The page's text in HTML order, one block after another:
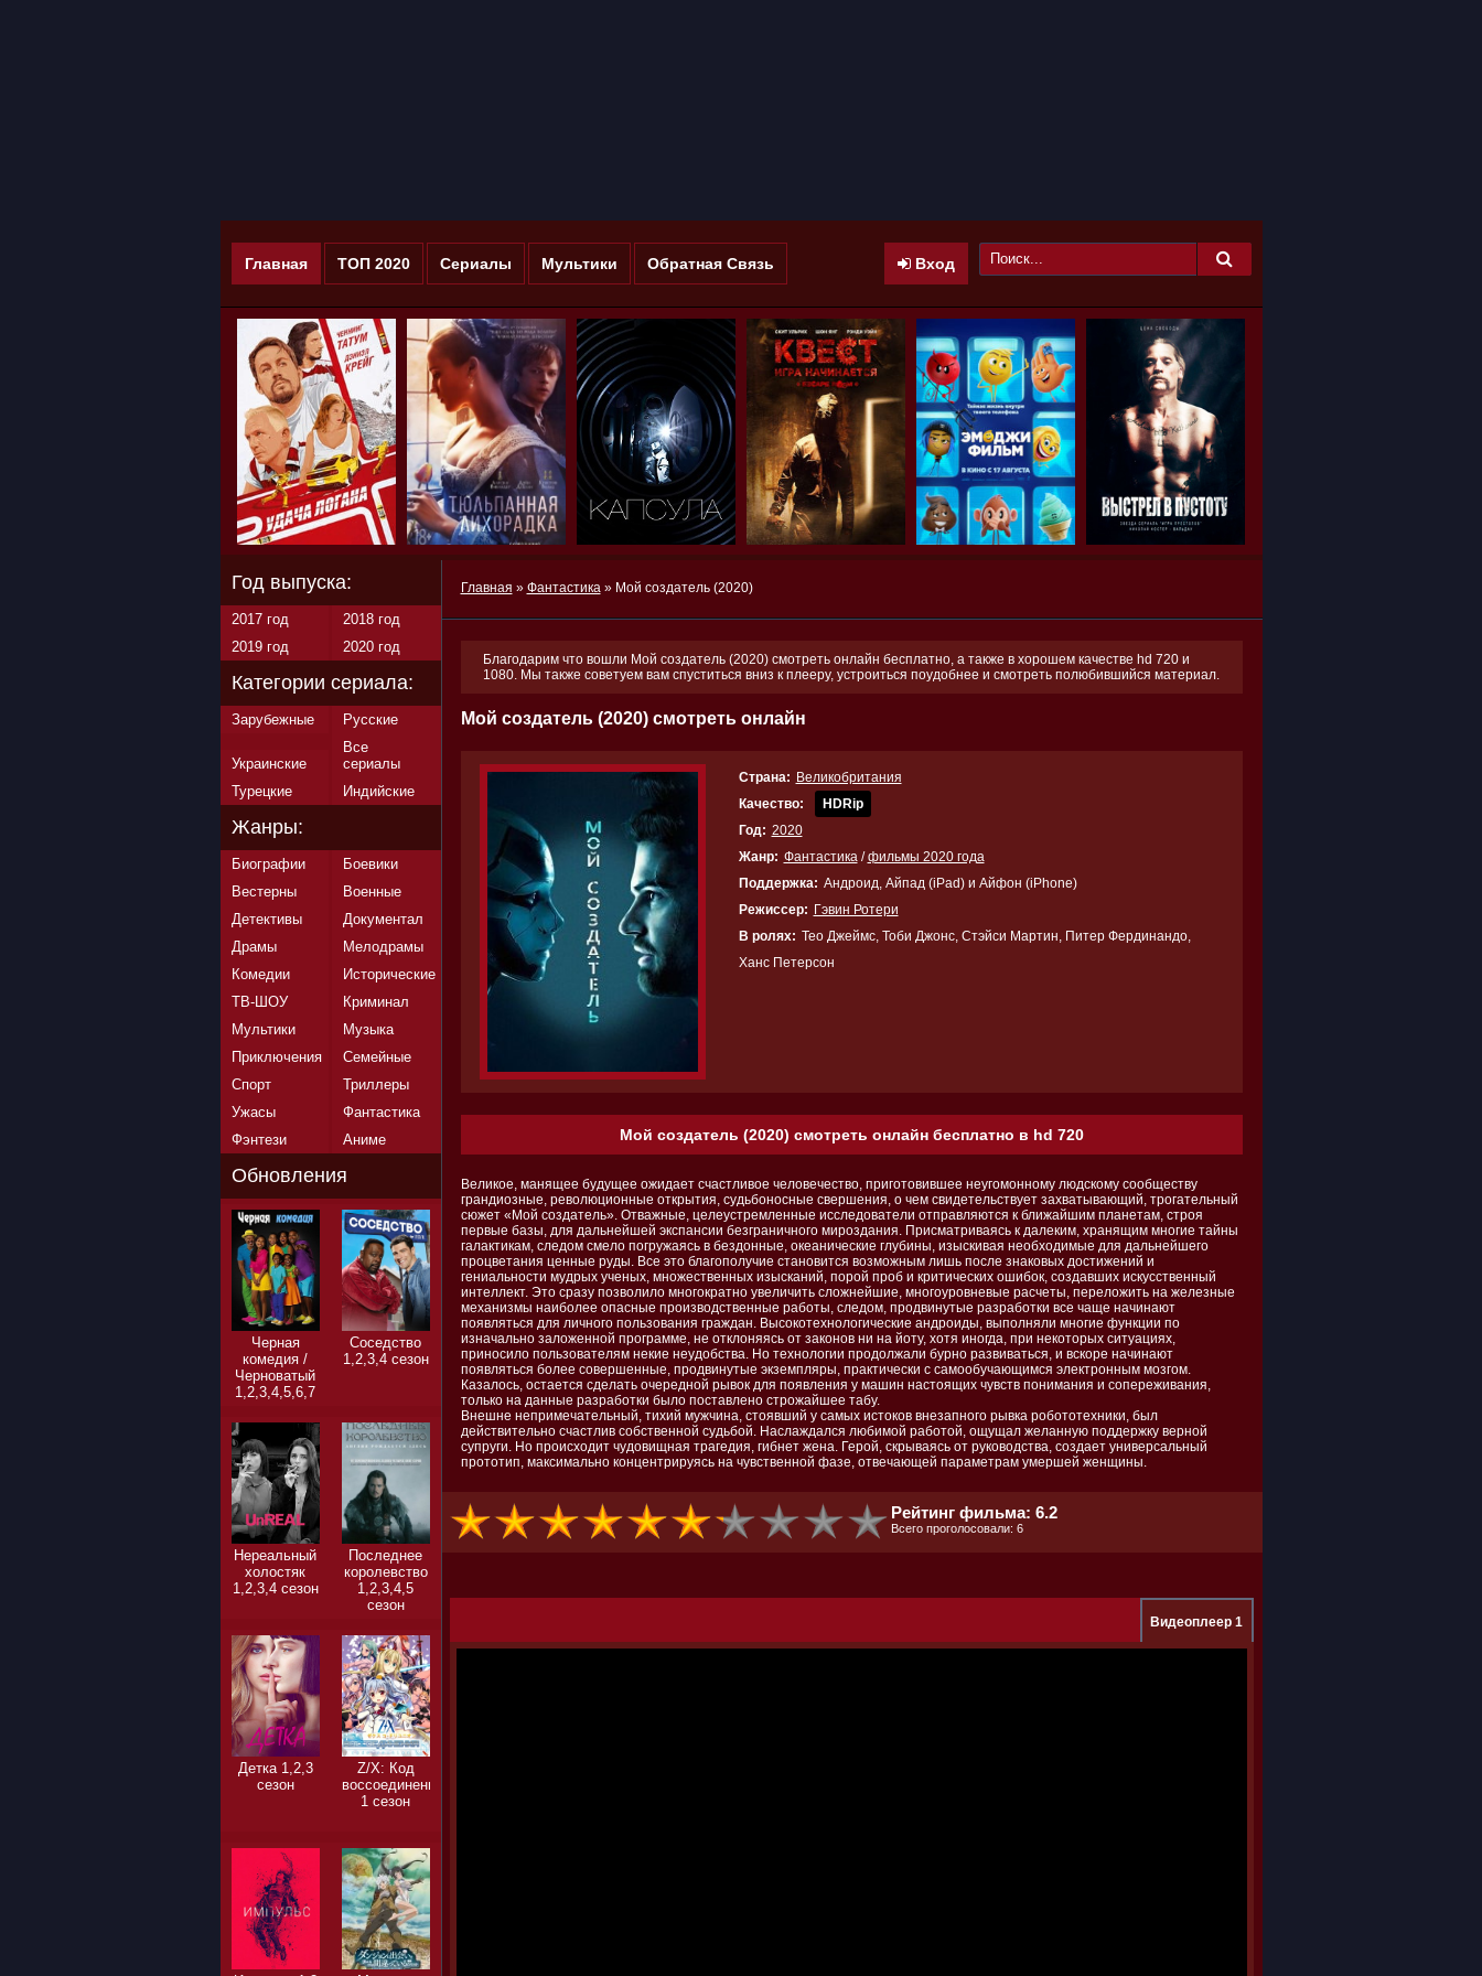
Главная ТОП 2020 Сериалы Мультики Обратная Связь Вход
Главная » Фантастика» Мой создатель (2020)
Благодарим что вошли Мой создатель (2020) смотреть онлайн бесплатно, а также в хорошем качестве hd 720 и
1080. Мы также советуем вам спуститься вниз к плееру, устроиться поудобнее и смотреть полюбившийся материал.
Мой создатель (2020) смотреть онлайн
Страна: Великобритания
Качество:
HDRip
Год: 2020
Жанр: Фантастика/фильмы 2020 года
Поддержка: Андроид, Айпад (iPad) и Айфон (iPhone)
Режиссер: Гэвин Ротери
В ролях: Тео Джеймс, Тоби Джонс, Стэйси Мартин, Питер Фердинандо,
Ханс Петерсон
Мой создатель (2020) смотреть онлайн бесплатно в hd 720
Великое, манящее будущее ожидает счастливое человечество, приготовившее неугомонному людскому сообществу
грандиозные, революционные открытия, судьбоносные свершения, о чем свидетельствует захватывающий, трогательный
сюжет «Мой создатель». Отважные, целеустремленные исследователи отправляются к ближайшим планетам, строя
первые базы, для дальнейшей экспансии безграничного мироздания. Присматриваясь к далеким, хранящим многие тайны
галактикам, следом смело погружаясь в бездонные, океанические глубины, изыскивая необходимые для дальнейшего
процветания ценные руды. Все это благополучие становится возможным лишь после знаковых достижений и
гениальности мудрых ученых, множественных изысканий, порой проб и критических ошибок, создавших искусственный
интеллект. Это сразу позволило многократно увеличить сложнейшие, многоуровневые расчеты, переложить на железные
механизмы наиболее опасные производственные работы, следом, продвинутые разработки все чаще начинают
появляться для личного пользования граждан. Высокотехнологические андроиды, выполняли многие функции по
изначально заложенной программе, не отклоняясь от законов ни на йоту, хотя иногда, при некоторых ситуациях,
приносило пользователям некие неудобства. Но технологии продолжали бурно развиваться, и вскоре начинают
появляться более совершенные, продвинутые экземпляры, практически с самообучающимся электронным мозгом.
Казалось, остается сделать очередной рывок для появления у машин настоящих чувств понимания и сопереживания,
только на данные разработки было поставлено строжайшее табу.
Внешне непримечательный, тихий мужчина, стоявший у самых истоков внезапного рывка робототехники, был
действительно счастлив собственной судьбой. Наслаждался любимой работой, ощущал желанную поддержку верной
супруги. Но происходит чудовищная трагедия, гибнет жена. Герой, скрываясь от руководства, создает универсальный
прототип, максимально концентрируясь на чувственной фазе, отвечающей параметрам умершей женщины.
Рейтинг фильма: 6.2
Всего проголосовали: 6
Видеоплеер 1
Год выпуска:
2017 год
2018 год
2019 год
2020 год
Категории сериала:
Зарубежные Русские
Украинские
Все
сериалы
Турецкие
Индийские
Жанры:
Биографии
Боевики
Вестерны
Военные
Детективы
Документал
Драмы
Мелодрамы
Комедии
Исторические
ТВ-ШОУ
Криминал
Мультики
Музыка
Приключения
Семейные
Спорт
Триллеры
Ужасы
Фантастика
Фэнтези
Аниме
Обновления
Черная
комедия /
Черноватый
1,2,3,4,5,6,7
Соседство
1,2,3,4 сезон
Нереальный
холостяк
1,2,3,4 сезон
Последнее
королевство
1,2,3,4,5
сезон
Детка 1,2,3
сезон
Z/X: Код
воссоединения
1 сезон